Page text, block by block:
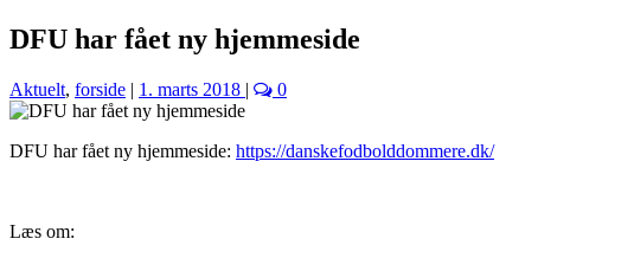
DFU har fået ny hjemmeside
Aktuelt, forside | 1. marts 2018 | 0
DFU har fået ny hjemmeside: https://danskefodbolddommere.dk/
Læs om: